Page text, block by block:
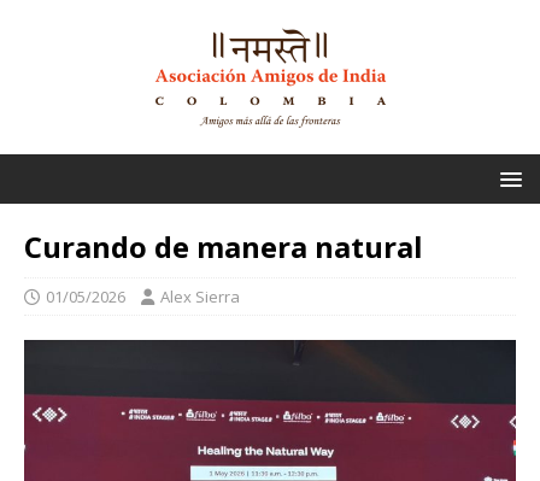
Curando de manera natural
01/05/2026 Alex Sierra